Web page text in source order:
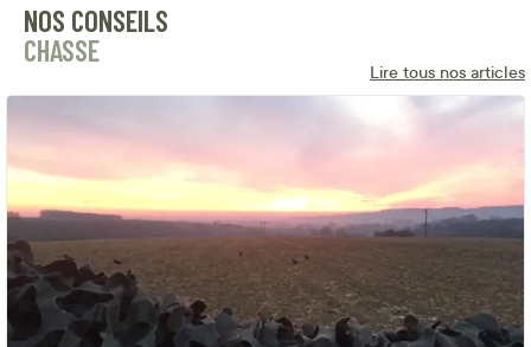
NOS CONSEILS
CHASSE
Lire tous nos articles